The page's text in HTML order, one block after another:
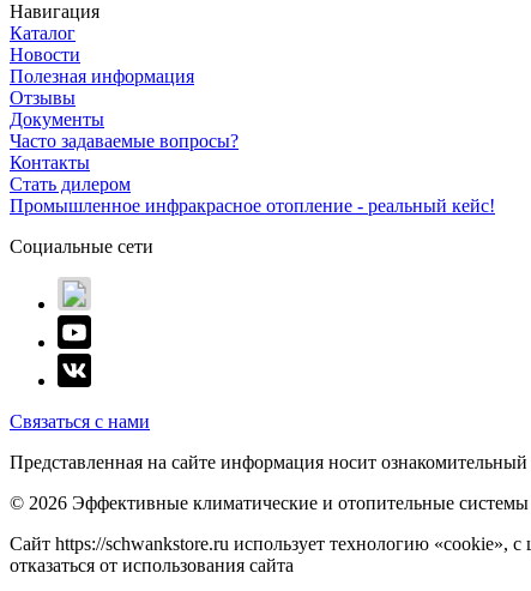
Навигация
Каталог
Новости
Полезная информация
Отзывы
Документы
Часто задаваемые вопросы?
Контакты
Стать дилером
Промышленное инфракрасное отопление - реальный кейс!
Социальные сети
Связаться с нами
Представленная на сайте информация носит
© 2026 Эффективные климатические и отопительные системы
Сайт https://schwankstore.ru использует технологию «cookie»,
отказаться от использования сайта